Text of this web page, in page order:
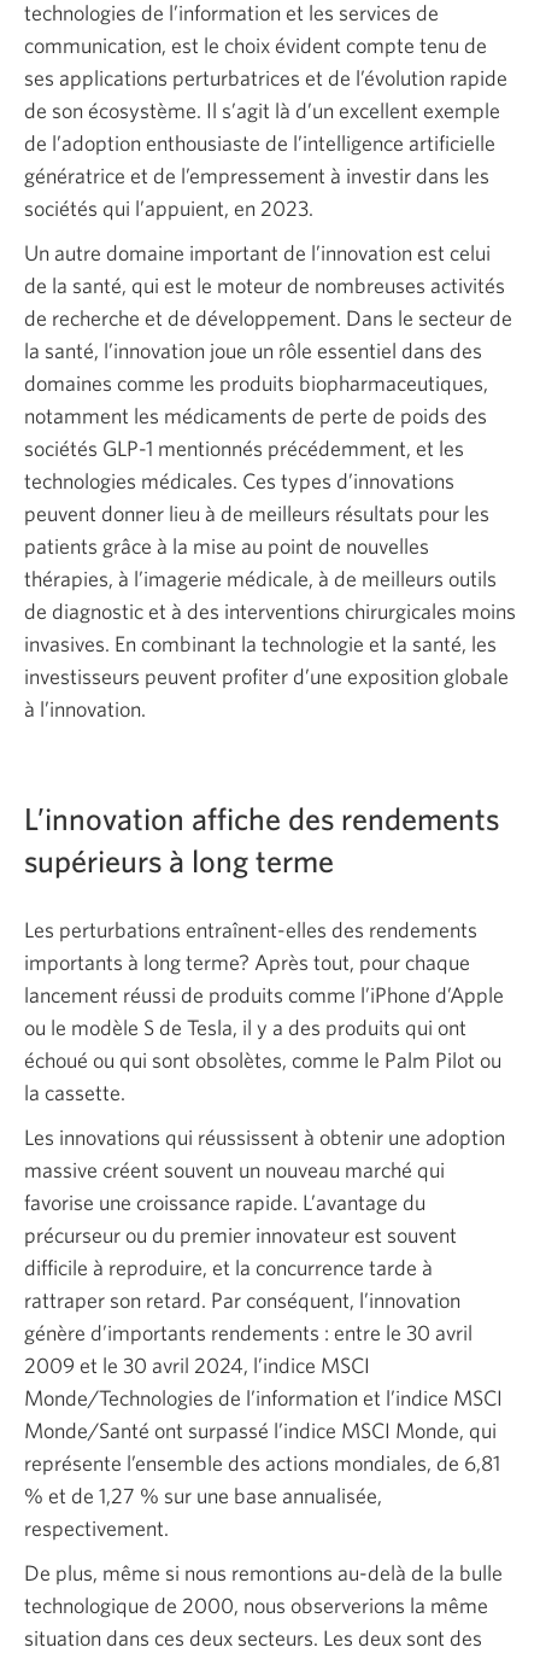
technologies de l’information et les services de
communication, est le choix évident compte tenu de
ses applications perturbatrices et de l’évolution rapide
de son écosystème. Il s’agit là d’un excellent exemple
de l’adoption enthousiaste de l’intelligence artificielle
génératrice et de l’empressement à investir dans les
sociétés qui l’appuient, en 2023.
Un autre domaine important de l’innovation est celui
de la santé, qui est le moteur de nombreuses activités
de recherche et de développement. Dans le secteur de
la santé, l’innovation joue un rôle essentiel dans des
domaines comme les produits biopharmaceutiques,
notamment les médicaments de perte de poids des
sociétés GLP-1 mentionnés précédemment, et les
technologies médicales. Ces types d’innovations
peuvent donner lieu à de meilleurs résultats pour les
patients grâce à la mise au point de nouvelles
thérapies, à l’imagerie médicale, à de meilleurs outils
de diagnostic et à des interventions chirurgicales moins
invasives. En combinant la technologie et la santé, les
investisseurs peuvent profiter d’une exposition globale
à l’innovation.
L’innovation affiche des rendements
supérieurs à long terme
Les perturbations entraînent-elles des rendements
importants à long terme? Après tout, pour chaque
lancement réussi de produits comme l’iPhone d’Apple
ou le modèle S de Tesla, il y a des produits qui ont
échoué ou qui sont obsolètes, comme le Palm Pilot ou
la cassette.
Les innovations qui réussissent à obtenir une adoption
massive créent souvent un nouveau marché qui
favorise une croissance rapide. L’avantage du
précurseur ou du premier innovateur est souvent
difficile à reproduire, et la concurrence tarde à
rattraper son retard. Par conséquent, l’innovation
génère d’importants rendements : entre le 30 avril
2009 et le 30 avril 2024, l’indice MSCI
Monde/Technologies de l’information et l’indice MSCI
Monde/Santé ont surpassé l’indice MSCI Monde, qui
représente l’ensemble des actions mondiales, de 6,81
% et de 1,27 % sur une base annualisée,
respectivement.
De plus, même si nous remontions au-delà de la bulle
technologique de 2000, nous observerions la même
situation dans ces deux secteurs. Les deux sont des